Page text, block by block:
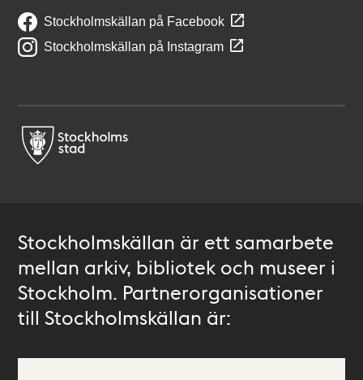
Stockholmskällan på Facebook
Stockholmskällan på Instagram
Stockholmskällan är ett samarbete
mellan arkiv, bibliotek och museer i
Stockholm. Partnerorganisationer
till Stockholmskällan är: